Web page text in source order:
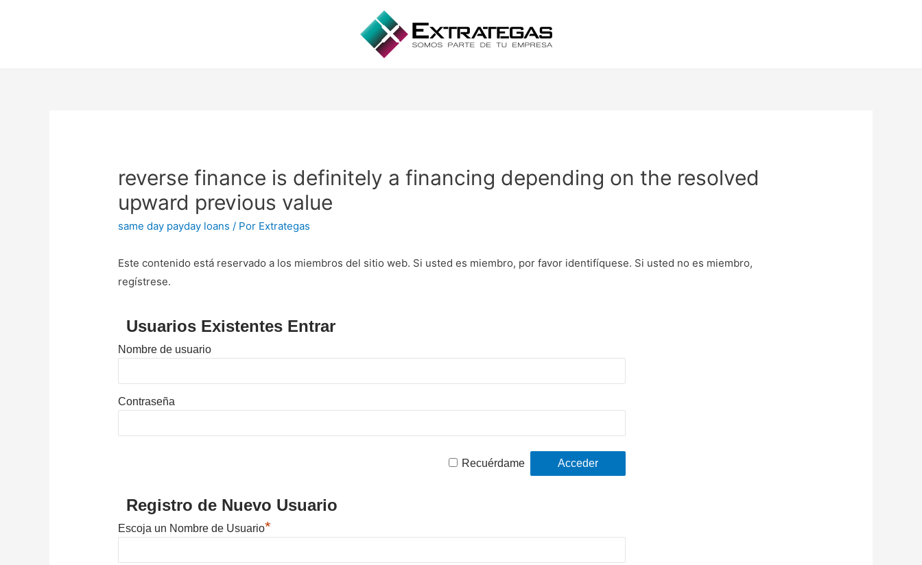
reverse finance is definitely a financing depending on the resolved
upward previous value
same day payday loans / Por Extrategas
Este contenido está reservado a los miembros del sitio web. Si usted es miembro, por favor identifíquese. Si usted no es miembro,
regístrese.
Usuarios Existentes Entrar
Nombre de usuario
Contraseña
Recuérdame
Registro de Nuevo Usuario
Escoja un Nombre de Usuario*